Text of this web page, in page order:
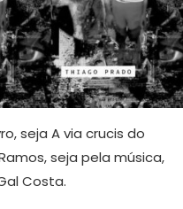
seja A via crucis do
seja pela música,
Costa.